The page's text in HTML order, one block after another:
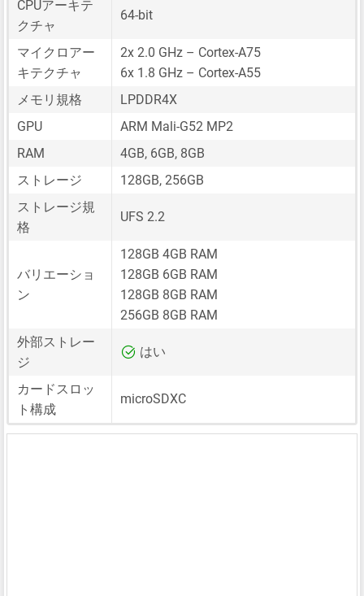
CPUアーキテ
クチャ
64-bit
マイクロアー
キテクチャ
2x 2.0 GHz – Cortex-A75
6x 1.8 GHz – Cortex-A55
メモリ規格
LPDDR4X
GPU
ARM Mali-G52 MP2
RAM
4GB, 6GB, 8GB
ストレージ
128GB, 256GB
ストレージ規
格
UFS 2.2
バリエーショ
ン
128GB 4GB RAM
128GB 6GB RAM
128GB 8GB RAM
256GB 8GB RAM
外部ストレー
ジ
はい
カードスロッ
ト構成
microSDXC